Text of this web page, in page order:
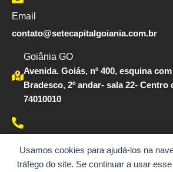
Usamos cookies para ajudá-los na
tráfego do site. Se continuar a usar
Email
contato@setecapitalgoiania.com.br
Goiânia GO
Avenida. Goiás, nº 400, esquina
Bradesco, 2º andar- sala 22- Centro
74010010